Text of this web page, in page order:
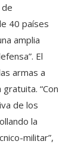
40 países
amplia
El
armas a
“Con
de los
la
militar”,